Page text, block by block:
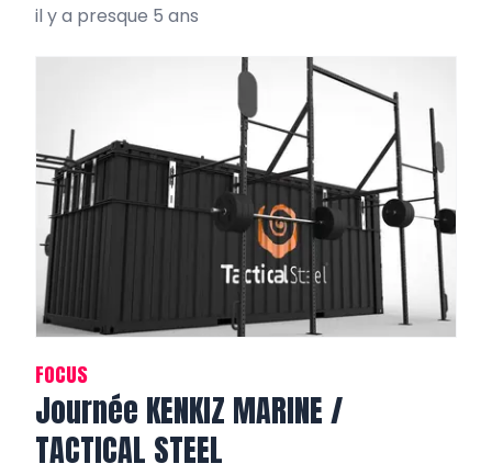
il y a presque 5 ans
FOCUS
Journée KENKIZ MARINE /
TACTICAL STEEL